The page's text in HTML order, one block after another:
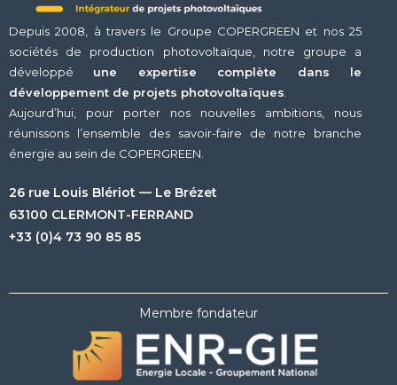
Depuis 2008, à travers le Groupe COPERGREEN et nos 25
sociétés de production photovoltaïque, notre groupe a
développé une expertise complète dans le
développement de projets photovoltaïques
Aujourd’hui, pour porter nos nouvelles ambitions, nous
réunissons l’ensemble des savoir-faire de notre branche
énergie au sein de COPERGREEN.
26 rue Louis Blériot — Le Brézet
63100 CLERMONT-FERRAND
+33 (0)4 73 90 85 85
Membre fondateur